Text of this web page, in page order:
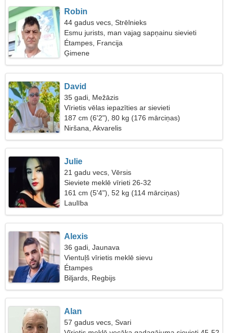
Robin
44 gadus vecs, Strēlnieks
Esmu jurists, man vajag sapņainu sievieti
Étampes, Francija
Ģimene
David
35 gadi, Mežāzis
Vīrietis vēlas iepazīties ar sievieti
187 cm (6'2"), 80 kg (176 mārciņas)
Niršana, Akvarelis
Julie
21 gadu vecs, Vērsis
Sieviete meklē vīrieti 26-32
161 cm (5'4"), 52 kg (114 mārciņas)
Laulība
Alexis
36 gadi, Jaunava
Vientuļš vīrietis meklē sievu
Étampes
Biljards, Regbijs
Alan
57 gadus vecs, Svari